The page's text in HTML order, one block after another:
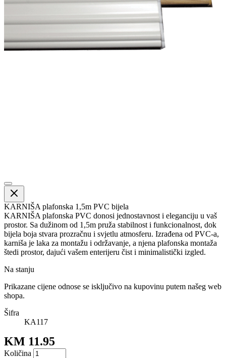
KARNIŠA plafonska 1,5m PVC bijela
KARNIŠA plafonska PVC donosi jednostavnost i eleganciju u vaš
prostor. Sa dužinom od 1,5m pruža stabilnost i funkcionalnost, dok
bijela boja stvara prozračnu i svjetlu atmosferu. Izrađena od PVC-a,
karniša je laka za montažu i održavanje, a njena plafonska montaža
štedi prostor, dajući vašem enterijeru čist i minimalistički izgled.
Na stanju
Prikazane cijene odnose se isključivo na kupovinu putem našeg web
shopa.
Šifra
KA117
KM 11.95
Količina